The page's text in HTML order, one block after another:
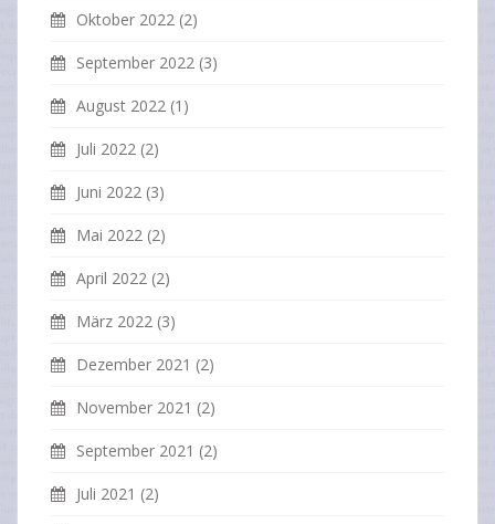
Oktober 2022 (2)
September 2022 (3)
August 2022 (1)
Juli 2022 (2)
Juni 2022 (3)
Mai 2022 (2)
April 2022 (2)
März 2022 (3)
Dezember 2021 (2)
November 2021 (2)
September 2021 (2)
Juli 2021 (2)